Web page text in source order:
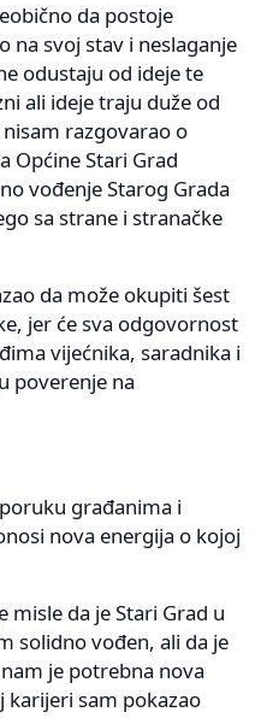
da postoje
na svoj stav i neslaganje
odustaju od ideje te
ali ideje traju duže od
nisam razgovarao o
Općine Stari Grad
vođenje Starog Grada
sa strane i stranačke
da može okupiti šest
jer će sva odgovornost
vijećnika, saradnika i
poverenje na
građanima i
nova energija o kojoj
misle da je Stari Grad u
solidno vođen, ali da je
je potrebna nova
karijeri sam pokazao